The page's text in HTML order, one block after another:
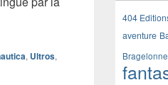
Plus – les jeux gratuits du
, Ultros,
404
aventure
Bragelonne